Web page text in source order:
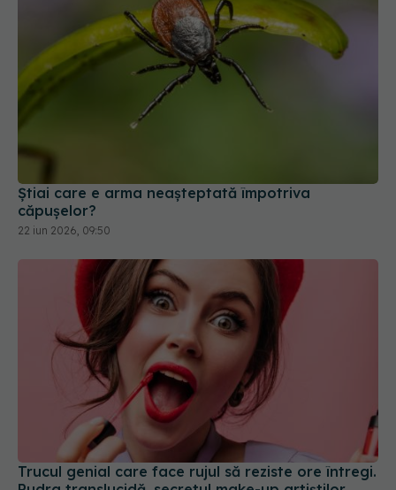
Știai care e arma neașteptată împotriva
căpușelor?
22 iun 2026, 09:50
Trucul genial care face rujul să reziste ore întregi.